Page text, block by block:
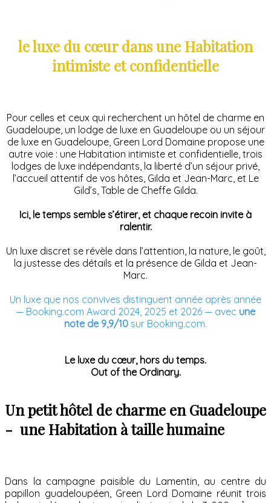
le luxe du cœur dans une Habitation
intimiste et confidentielle
Pour celles et ceux qui recherchent un hôtel de charme en
Guadeloupe, un lodge de luxe en Guadeloupe ou un séjour
de luxe en Guadeloupe, Green Lord Domaine propose une
autre voie : une Habitation intimiste et confidentielle, trois
lodges de luxe indépendants, la liberté d’un séjour privé,
l’accueil attentif de vos hôtes, Gilda et Jean-Marc, et Le
Gild’s, Table de Cheffe Gilda.
Ici, le temps semble s’étirer, et chaque recoin invite à
ralentir.
Un luxe discret se révèle dans l’attention, la nature, le goût,
la justesse des détails et la présence de Gilda et Jean-
Marc.
Un luxe que nos convives distinguent année après année
— Booking.com Award 2024, 2025 et 2026 — avec une
note de 9,9/10 sur Booking.com.
Le luxe du cœur, hors du temps.
Out of the Ordinary.
Un petit hôtel de charme en Guadeloupe
- une Habitation à taille humaine
Dans la campagne paisible du Lamentin, au centre du
papillon guadeloupéen, Green Lord Domaine réunit trois